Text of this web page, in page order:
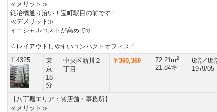
≪メリット≫
鍛冶橋通り沿い！宝町駅目の前です！
≪デメリット≫
イニシャルコストが高めです
☆レイアウトしやすいコンパクトオフィス！
114325
東
京
18
分
中央区新川２
丁目
￥360,360
-
72.21m2
21.84坪
6階／8
1979/05
【八丁堀エリア：貸店舗・事務所】
≪メリット≫